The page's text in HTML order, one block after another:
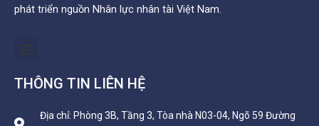
phát triển nguồn Nhân lực nhân tài Việt Nam.
Menu
THÔNG TIN LIÊN HỆ
Địa chỉ: Phòng 3B, Tầng 3, Tòa nhà N03-04, Ngõ 59 Đường